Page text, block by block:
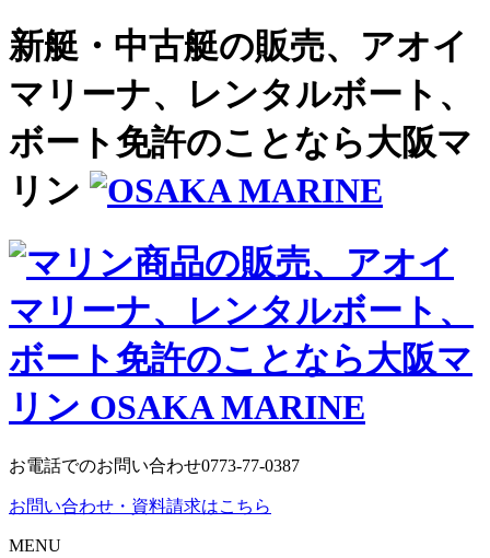
新艇・中古艇の販売、アオイ
マリーナ、レンタルボート、
ボート免許のことなら大阪マ
リン
お電話でのお問い合わせ0773-77-0387
お問い合わせ・資料請求はこちら
MENU